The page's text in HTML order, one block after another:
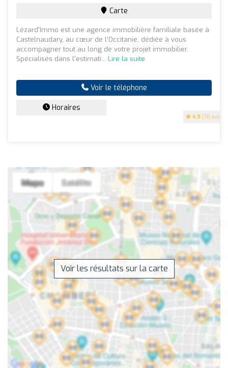
4.9 (78 avis)
Carte
Lézard'Immo est une agence immobilière familiale basée à
Castelnaudary, au cœur de l'Occitanie, dédiée à vous
accompagner tout au long de votre projet immobilier.
Spécialisés dans l'estimati... Lire la suite
Voir le téléphone
Horaires
Voir les résultats sur la carte